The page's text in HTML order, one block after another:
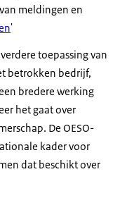
meldingen en
'
toepassing van
betrokken bedrijf,
bredere werking
het gaat over
De OESO-
kader voor
dat beschikt over